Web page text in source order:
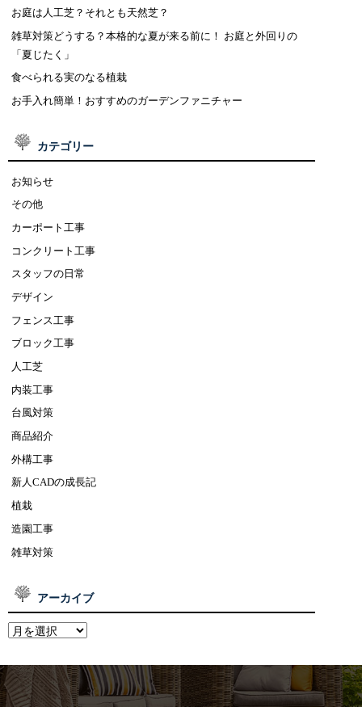
お庭は人工芝？それとも天然芝？
雑草対策どうする？本格的な夏が来る前に！ お庭と外回りの
「夏じたく」
食べられる実のなる植栽
お手入れ簡単！おすすめのガーデンファニチャー
カテゴリー
お知らせ
その他
カーポート工事
コンクリート工事
スタッフの日常
デザイン
フェンス工事
ブロック工事
人工芝
内装工事
台風対策
商品紹介
外構工事
新人CADの成長記
植栽
造園工事
雑草対策
アーカイブ